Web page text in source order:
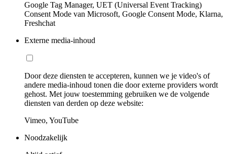
Google Tag Manager, UET (Universal Event Tracking)
Consent Mode van Microsoft, Google Consent Mode, Klarna,
Freshchat
Externe media-inhoud
Door deze diensten te accepteren, kunnen we je video's of
andere media-inhoud tonen die door externe providers wordt
gehost. Met jouw toestemming gebruiken we de volgende
diensten van derden op deze website:
Vimeo, YouTube
Noodzakelijk